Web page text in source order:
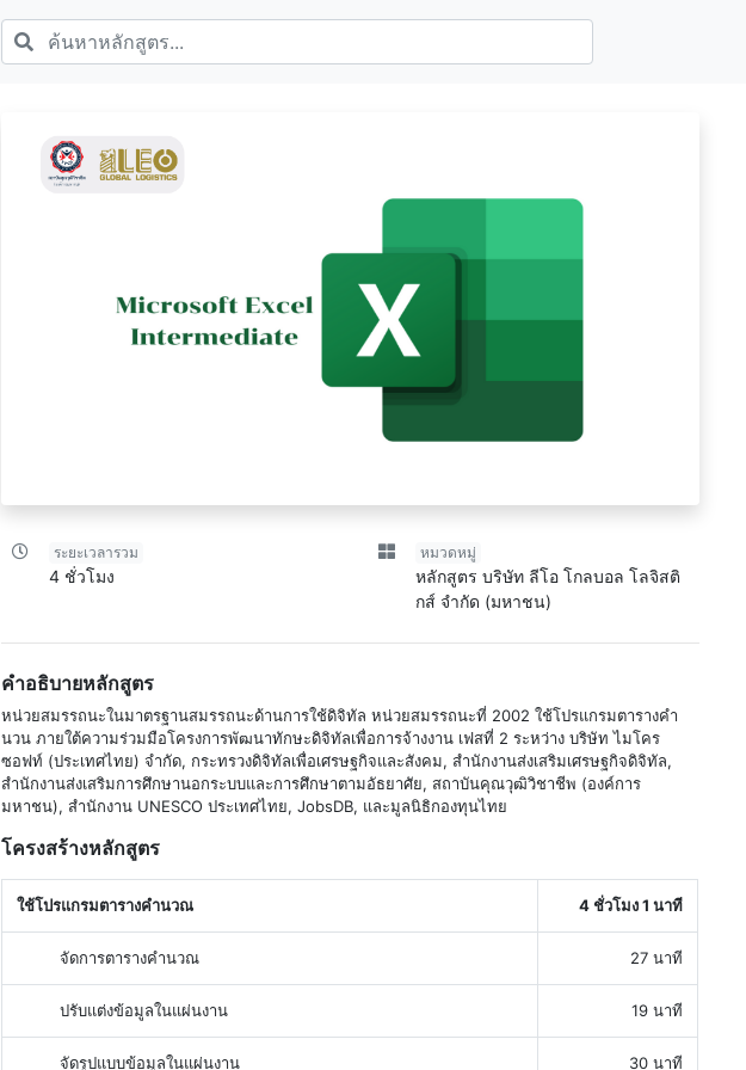
ระยะเวลารวม
4 ชั่วโมง
หมวดหมู่
หลักสูตร บริษัท ลีโอ โกลบอล โลจิสติ
กส์ จำกัด (มหาชน)
คำอธิบายหลักสูตร
หน่วยสมรรถนะในมาตรฐานสมรรถนะด้านการใช้ดิจิทัล หน่วยสมรรถนะที่ 2002 ใช้โปรแกรมตารางคำ
นวน ภายใต้ความร่วมมือโครงการพัฒนาทักษะดิจิทัลเพื่อการจ้างงาน เฟสที่ 2 ระหว่าง บริษัท ไมโคร
ซอฟท์ (ประเทศไทย) จำกัด, กระทรวงดิจิทัลเพื่อเศรษฐกิจและสังคม, สำนักงานส่งเสริมเศรษฐกิจดิจิทัล,
สำนักงานส่งเสริมการศึกษานอกระบบและการศึกษาตามอัธยาศัย, สถาบันคุณวุฒิวิชาชีพ (องค์การ
มหาชน), สำนักงาน UNESCO ประเทศไทย, JobsDB, และมูลนิธิกองทุนไทย
โครงสร้างหลักสูตร
ใช้โปรแกรมตารางคำนวณ 4 ชั่วโมง 1 นาที
จัดการตารางคำนวณ 27 นาที
ปรับแต่งข้อมูลในแผ่นงาน 19 นาที
จัดรูปแบบข้อมูลในแผ่นงาน 30 นาที